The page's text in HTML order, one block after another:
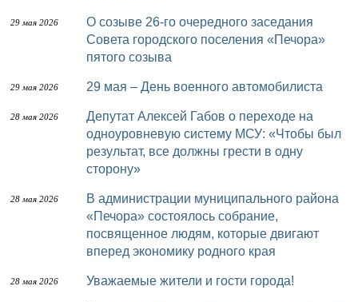
29 мая 2026
О созыве 26-го очередного заседания
Совета городского поселения «Печора»
пятого созыва
29 мая 2026 29 мая – День военного автомобилиста
28 мая 2026
Депутат Алексей Габов о переходе на
одноуровневую систему МСУ: «Чтобы был
результат, все должны грести в одну
сторону»
28 мая 2026
В администрации муниципального района
«Печора» состоялось собрание,
посвященное людям, которые двигают
вперед экономику родного края
28 мая 2026 Уважаемые жители и гости города!